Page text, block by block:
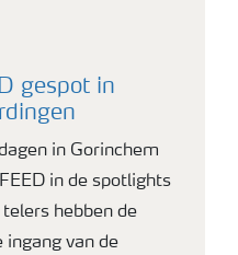
gespot in
in Gorinchem
in de spotlights
hebben de
ingang van de